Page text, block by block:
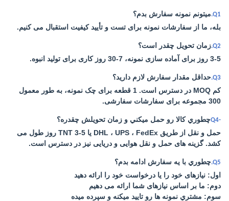
Q1. ميتونم نمونه سفارش بدم؟
بله، ما از سفارشات نمونه برای تست و تأیید کیفیت استقبال می کنیم.
Q2. زمان تحویل چقدر است؟
3-5 روز برای آماده سازی نمونه، 7-30 روز کاری برای تولید انبوه.
Q3. حداقل مقدار سفارش لازم دارید؟
کم MOQ در دسترس است. 1 قطعه برای چک نمونه، به طور معمول
300 مجموعه برای سفارشات سفارشی.
-Q4
چطوري کالا رو حمل ميکني و زمان تحویلش چقدره؟
حمل و نقل از طریق DHL ، UPS ، FedEx یا TNT 3-5 روز طول می
کشد. گزینه های حمل و نقل هوایی و دریایی نیز در دسترس است.
Q5. چطوري با يه سفارش ادامه بدم؟
اول: نیازهای خود را یا درخواست خود را ارائه دهید
دوم: ما بر اساس نیازهای شما ارائه می دهیم
سوم: مشتري نمونه ها رو تاييد ميکنه و سپرده ميده